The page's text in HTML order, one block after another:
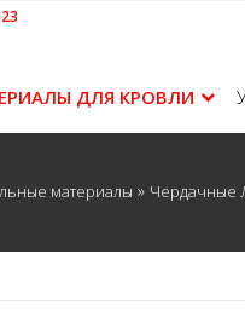
ДЛЯ КРОВЛИ
материалы » Чердачные